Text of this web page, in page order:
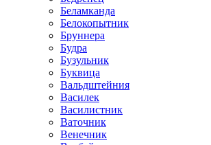
Беламканда
Белокопытник
Бруннера
Будра
Бузульник
Буквица
Вальдштейния
Василек
Василистник
Ваточник
Венечник